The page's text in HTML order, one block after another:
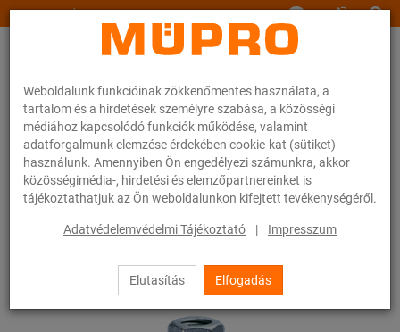
Weboldalunk funkcióinak zökkenőmentes használata, a
tartalom és a hirdetések személyre szabása, a közösségi
médiához kapcsolódó funkciók működése, valamint
adatforgalmunk elemzése érdekében cookie-kat (sütiket)
használunk. Amennyiben Ön engedélyezi számunkra, akkor
közösségimédia-, hirdetési és elemzőpartnereinket is
tájékoztathatjuk az Ön weboldalunkon kifejtett tevékenységéről.
Adatvédelemvédelmi Tájékoztató | Impresszum
Elutasítás Elfogadás
www.muepro.hu
Webáruhàz Rögzítéstechnika
Nehéz csőrögzítés
Csőbilincsek és tartozékok nehéz csőrögzítéshez
Csavaros csőbilincsek, nehéz kivitel
3 / 13